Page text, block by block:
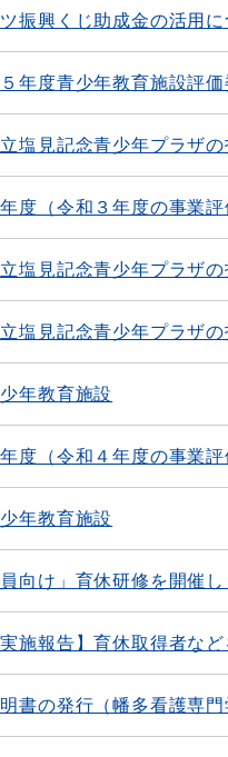
振興くじ助成金の活用に
５年度青少年教育施設評
塩見記念青少年プラザ
度（令和３年度の事業評
塩見記念青少年プラザ
塩見記念青少年プラザ
年教育施設
度（令和４年度の事業評
年教育施設
員向け」育休研修を開催
実施報告】育休取得者な
書の発行（幡多看護専門